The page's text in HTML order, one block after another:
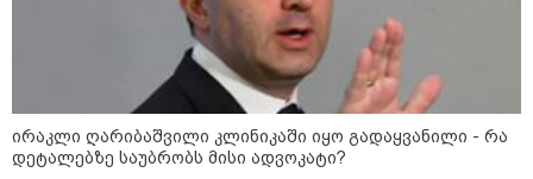
ირაკლი ღარიბაშვილი კლინიკაში იყო გადაყვანილი - რა
დეტალებზე საუბრობს მისი ადვოკატი?